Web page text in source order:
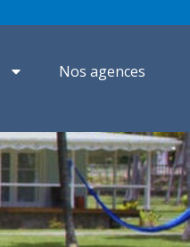
Nos agences